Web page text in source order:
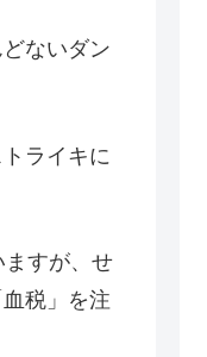
ないダン
ライキに
すが、せ
税」を注